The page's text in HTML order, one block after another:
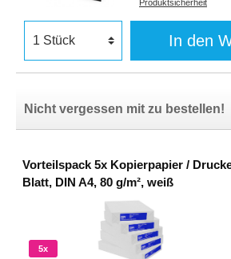
Produktsicherheit
In den
Nicht vergessen mit zu bestellen!
Vorteilspack 5x Kopierpapier /
Blatt, DIN A4, 80 g/m², weiß
5x